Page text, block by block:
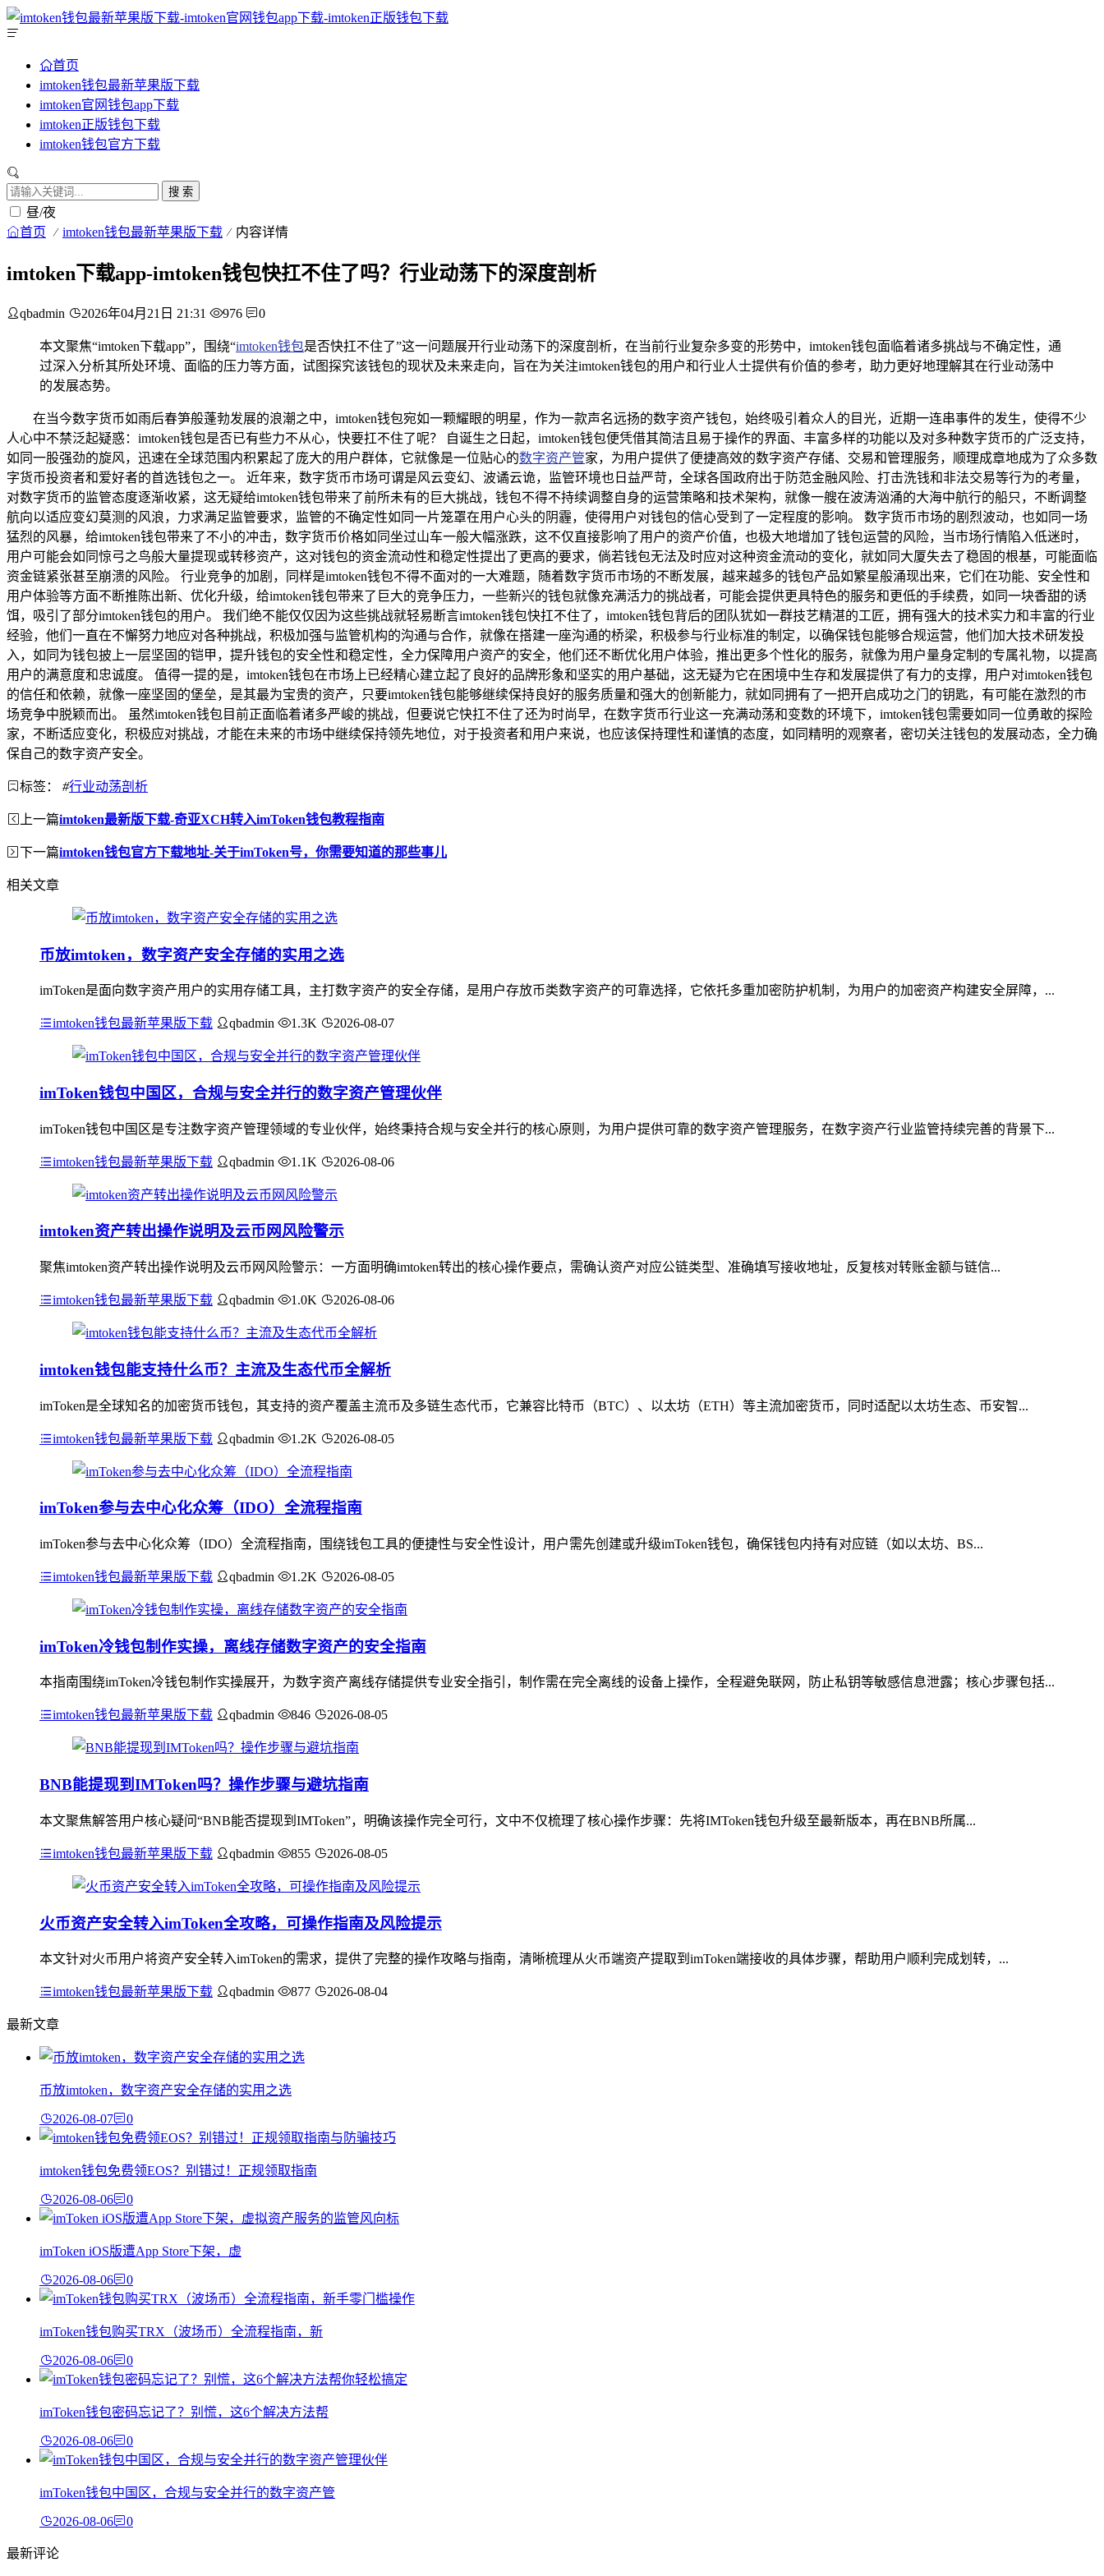
首页
imtoken钱包最新苹果版下载
imtoken官网钱包app下载
imtoken正版钱包下载
imtoken钱包官方下载
搜 索
昼/夜
首页 imtoken钱包最新苹果版下载 内容详情
imtoken下载app-imtoken钱包快扛不住了吗？行业动荡下的深度剖析
qbadmin 2026年04月21日 21:31 976 0
本文聚焦“imtoken下载app”，围绕“imtoken钱包是否快扛不住了”这一问题展开行业动荡下的深度剖析，在当前行业复杂多变的形势中，imtoken钱包面临着诸多挑战与不确定性，通
过深入分析其所处环境、面临的压力等方面，试图探究该钱包的现状及未来走向，旨在为关注imtoken钱包的用户和行业人士提供有价值的参考，助力更好地理解其在行业动荡中
的发展态势。
在当今数字货币如雨后春笋般蓬勃发展的浪潮之中，imtoken钱包宛如一颗耀眼的明星，作为一款声名远扬的数字资产钱包，始终吸引着众人的目光，近期一连串事件的发生，使得不少
人心中不禁泛起疑惑：imtoken钱包是否已有些力不从心，快要扛不住了呢？ 自诞生之日起，imtoken钱包便凭借其简洁且易于操作的界面、丰富多样的功能以及对多种数字货币的广泛支持，
如同一股强劲的旋风，迅速在全球范围内积累起了庞大的用户群体，它就像是一位贴心的数字资产管家，为用户提供了便捷高效的数字资产存储、交易和管理服务，顺理成章地成为了众多数
字货币投资者和爱好者的首选钱包之一。 近年来，数字货币市场可谓是风云变幻、波谲云诡，监管环境也日益严苛，全球各国政府出于防范金融风险、打击洗钱和非法交易等行为的考量，
对数字货币的监管态度逐渐收紧，这无疑给imtoken钱包带来了前所未有的巨大挑战，钱包不得不持续调整自身的运营策略和技术架构，就像一艘在波涛汹涌的大海中航行的船只，不断调整
航向以适应变幻莫测的风浪，力求满足监管要求，监管的不确定性如同一片笼罩在用户心头的阴霾，使得用户对钱包的信心受到了一定程度的影响。 数字货币市场的剧烈波动，也如同一场
猛烈的风暴，给imtoken钱包带来了不小的冲击，数字货币价格如同坐过山车一般大幅涨跌，这不仅直接影响了用户的资产价值，也极大地增加了钱包运营的风险，当市场行情陷入低迷时，
用户可能会如同惊弓之鸟般大量提现或转移资产，这对钱包的资金流动性和稳定性提出了更高的要求，倘若钱包无法及时应对这种资金流动的变化，就如同大厦失去了稳固的根基，可能面临
资金链紧张甚至崩溃的风险。 行业竞争的加剧，同样是imtoken钱包不得不面对的一大难题，随着数字货币市场的不断发展，越来越多的钱包产品如繁星般涌现出来，它们在功能、安全性和
用户体验等方面不断推陈出新、优化升级，给imtoken钱包带来了巨大的竞争压力，一些新兴的钱包就像充满活力的挑战者，可能会提供更具特色的服务和更低的手续费，如同一块香甜的诱
饵，吸引了部分imtoken钱包的用户。 我们绝不能仅仅因为这些挑战就轻易断言imtoken钱包快扛不住了，imtoken钱包背后的团队犹如一群技艺精湛的工匠，拥有强大的技术实力和丰富的行业
经验，他们一直在不懈努力地应对各种挑战，积极加强与监管机构的沟通与合作，就像在搭建一座沟通的桥梁，积极参与行业标准的制定，以确保钱包能够合规运营，他们加大技术研发投
入，如同为钱包披上一层坚固的铠甲，提升钱包的安全性和稳定性，全力保障用户资产的安全，他们还不断优化用户体验，推出更多个性化的服务，就像为用户量身定制的专属礼物，以提高
用户的满意度和忠诚度。 值得一提的是，imtoken钱包在市场上已经精心建立起了良好的品牌形象和坚实的用户基础，这无疑为它在困境中生存和发展提供了有力的支撑，用户对imtoken钱包
的信任和依赖，就像一座坚固的堡垒，是其最为宝贵的资产，只要imtoken钱包能够继续保持良好的服务质量和强大的创新能力，就如同拥有了一把开启成功之门的钥匙，有可能在激烈的市
场竞争中脱颖而出。 虽然imtoken钱包目前正面临着诸多严峻的挑战，但要说它快扛不住了还为时尚早，在数字货币行业这一充满动荡和变数的环境下，imtoken钱包需要如同一位勇敢的探险
家，不断适应变化，积极应对挑战，才能在未来的市场中继续保持领先地位，对于投资者和用户来说，也应该保持理性和谨慎的态度，如同精明的观察者，密切关注钱包的发展动态，全力确
保自己的数字资产安全。
标签： #行业动荡剖析
上一篇imtoken最新版下载-奇亚XCH转入imToken钱包教程指南
下一篇imtoken钱包官方下载地址-关于imToken号，你需要知道的那些事儿
相关文章
币放imtoken，数字资产安全存储的实用之选
imToken是面向数字资产用户的实用存储工具，主打数字资产的安全存储，是用户存放币类数字资产的可靠选择，它依托多重加密防护机制，为用户的加密资产构建安全屏障，...
imtoken钱包最新苹果版下载 qbadmin 1.3K 2026-08-07
imToken钱包中国区，合规与安全并行的数字资产管理伙伴
imToken钱包中国区是专注数字资产管理领域的专业伙伴，始终秉持合规与安全并行的核心原则，为用户提供可靠的数字资产管理服务，在数字资产行业监管持续完善的背景下...
imtoken钱包最新苹果版下载 qbadmin 1.1K 2026-08-06
imtoken资产转出操作说明及云币网风险警示
聚焦imtoken资产转出操作说明及云币网风险警示：一方面明确imtoken转出的核心操作要点，需确认资产对应公链类型、准确填写接收地址，反复核对转账金额与链信...
imtoken钱包最新苹果版下载 qbadmin 1.0K 2026-08-06
imtoken钱包能支持什么币？主流及生态代币全解析
imToken是全球知名的加密货币钱包，其支持的资产覆盖主流币及多链生态代币，它兼容比特币（BTC）、以太坊（ETH）等主流加密货币，同时适配以太坊生态、币安智...
imtoken钱包最新苹果版下载 qbadmin 1.2K 2026-08-05
imToken参与去中心化众筹（IDO）全流程指南
imToken参与去中心化众筹（IDO）全流程指南，围绕钱包工具的便捷性与安全性设计，用户需先创建或升级imToken钱包，确保钱包内持有对应链（如以太坊、BS...
imtoken钱包最新苹果版下载 qbadmin 1.2K 2026-08-05
imToken冷钱包制作实操，离线存储数字资产的安全指南
本指南围绕imToken冷钱包制作实操展开，为数字资产离线存储提供专业安全指引，制作需在完全离线的设备上操作，全程避免联网，防止私钥等敏感信息泄露；核心步骤包括...
imtoken钱包最新苹果版下载 qbadmin 846 2026-08-05
BNB能提现到IMToken吗？操作步骤与避坑指南
本文聚焦解答用户核心疑问“BNB能否提现到IMToken”，明确该操作完全可行，文中不仅梳理了核心操作步骤：先将IMToken钱包升级至最新版本，再在BNB所属...
imtoken钱包最新苹果版下载 qbadmin 855 2026-08-05
火币资产安全转入imToken全攻略，可操作指南及风险提示
本文针对火币用户将资产安全转入imToken的需求，提供了完整的操作攻略与指南，清晰梳理从火币端资产提取到imToken端接收的具体步骤，帮助用户顺利完成划转，...
imtoken钱包最新苹果版下载 qbadmin 877 2026-08-04
最新文章
币放imtoken，数字资产安全存储的实用之选
2026-08-07 0
imtoken钱包免费领EOS？别错过！正规领取指南
2026-08-06 0
imToken iOS版遭App Store下架，虚
2026-08-06 0
imToken钱包购买TRX（波场币）全流程指南，新
2026-08-06 0
imToken钱包密码忘记了？别慌，这6个解决方法帮
2026-08-06 0
imToken钱包中国区，合规与安全并行的数字资产管
2026-08-06 0
最新评论